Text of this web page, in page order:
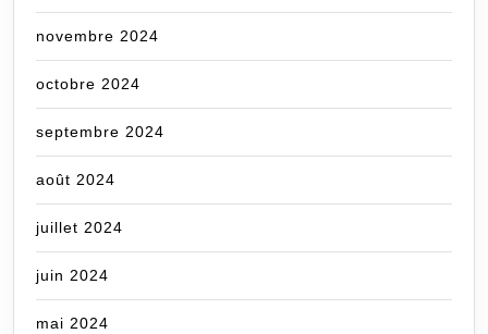
novembre 2024
octobre 2024
septembre 2024
août 2024
juillet 2024
juin 2024
mai 2024